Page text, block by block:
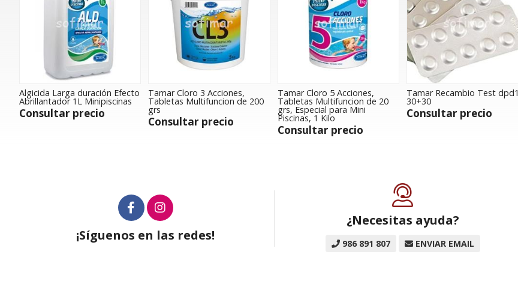
Algicida Larga duración Efecto
Abrillantador 1L Minipiscinas
Consultar precio
Tamar Cloro 3 Acciones,
Tabletas Multifuncion de 200
grs
Consultar precio
Tamar Cloro 5 Acciones,
Tabletas Multifuncion de 20
grs, Especial para Mini
Piscinas, 1 Kilo
Consultar precio
Tamar Recambio Test dpd1
30+30
Consultar precio
¡Síguenos en las redes!
¿Necesitas ayuda?
986 891 807 ENVIAR EMAIL